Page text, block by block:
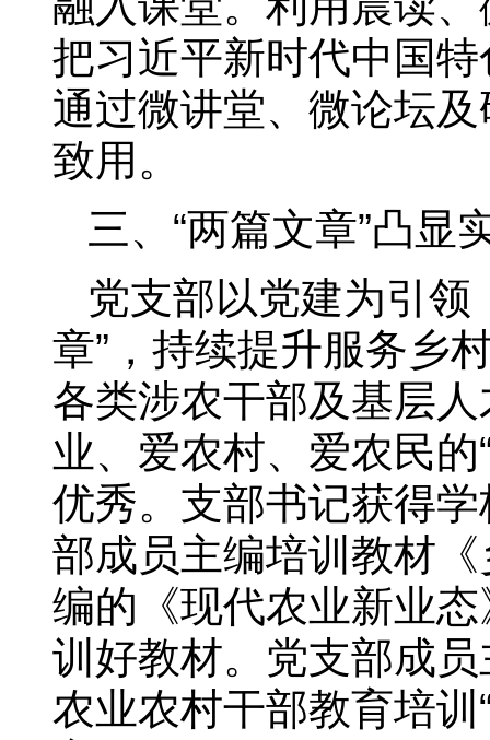
把习近平新时代中国
通过微讲堂、微论坛
致用。
三、“两篇文章”凸显
党支部以党建为引领
章”，持续提升服务乡
各类涉农干部及基层
业、爱农村、爱农民
优秀。支部书记获得
部成员主编培训教材
编的《现代农业新业
训好教材。党支部成
农业农村干部教育培